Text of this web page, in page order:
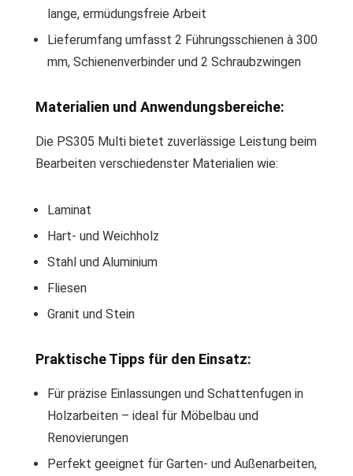
lange, ermüdungsfreie Arbeit
Lieferumfang umfasst 2 Führungsschienen à 300
mm, Schienenverbinder und 2 Schraubzwingen
Materialien und Anwendungsbereiche:
Die PS305 Multi bietet zuverlässige Leistung beim
Bearbeiten verschiedenster Materialien wie:
Laminat
Hart- und Weichholz
Stahl und Aluminium
Fliesen
Granit und Stein
Praktische Tipps für den Einsatz:
Für präzise Einlassungen und Schattenfugen in
Holzarbeiten – ideal für Möbelbau und
Renovierungen
Perfekt geeignet für Garten- und Außenarbeiten,